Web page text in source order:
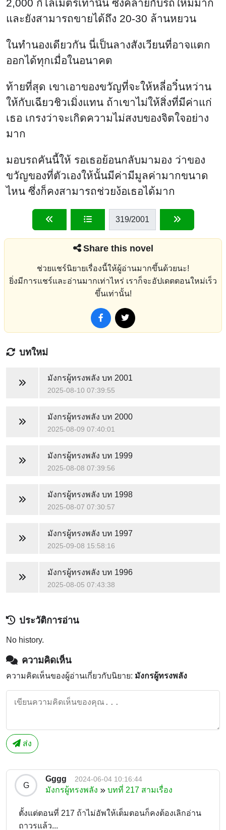
2,000 กิโลเมตรเท่านั้น ซึ่งคล้ายกับรถใหม่มาก
และยังสามารถขายได้ถึง 20-30 ล้านหยวน
ในทํานองเดียวกัน นี่เป็นลางสังเวียนที่อาจแตก
ออกได้ทุกเมื่อในอนาคต
ท้ายที่สุด เขาเอาของขวัญที่จะให้หลี่อวิ๋นหว่าน
ให้กับเฉียวชิวเมิ่งแทน ถ้าเขาไม่ให้สิ่งที่มีค่าแก่
เธอ เกรงว่าจะเกิดความไม่สงบของจิตใจอย่าง
มาก
มอบรถคันนี้ให้ รอเธอย้อนกลับมามอง ว่าของ
ขวัญของที่ตัวเองให้นั้นมีค่ามีมูลค่ามากขนาด
ไหน ซึ่งก็คงสามารถช่วยง้อเธอได้มาก
319/2001
Share this novel
ช่วยแชร์นิยายเรื่องนี้ให้ผู้อ่านมากขึ้นด้วยนะ!
ยิ่งมีการแชร์และอ่านมากเท่าไหร่ เราก็จะอัปเดตตอนใหม่เร็ว
ขึ้นเท่านั้น!
บทใหม่
มังกรผู้ทรงพลัง บท 2001
2025-08-10 07:39:55
มังกรผู้ทรงพลัง บท 2000
2025-08-09 07:40:01
มังกรผู้ทรงพลัง บท 1999
2025-08-08 07:39:56
มังกรผู้ทรงพลัง บท 1998
2025-08-07 07:30:57
มังกรผู้ทรงพลัง บท 1997
2025-09-08 15:58:16
มังกรผู้ทรงพลัง บท 1996
2025-08-05 07:43:38
ประวัติการอ่าน
No history.
ความคิดเห็น
ความคิดเห็นของผู้อ่านเกี่ยวกับนิยาย: มังกรผู้ทรงพลัง
ส่ง
G
Gggg 2024-06-04 10:16:44
มังกรผู้ทรงพลัง บทที่ 217 สามเรื่อง
ตั้งแต่ตอนที่ 217 ถ้าไม่อัพให้เต็มตอนก็คงต้องเลิกอ่าน
ถาวรแล้ว...